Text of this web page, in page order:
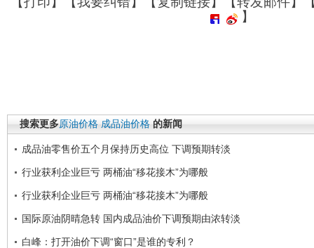
】
搜索更多原油价格 成品油价格 的新闻
成品油零售价五个月保持历史高位 下调预期转淡
行业获利企业巨亏 两桶油“移花接木”为哪般
行业获利企业巨亏 两桶油“移花接木”为哪般
国际原油阴晴急转 国内成品油价下调预期由浓转淡
白峰：打开油价下调“窗口”是谁的专利？